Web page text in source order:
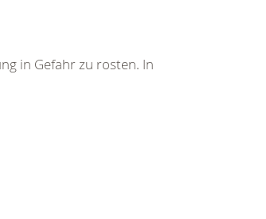
in Gefahr zu rosten. In